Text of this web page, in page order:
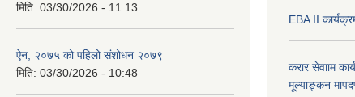
मिति: 03/30/2026 - 11:13
ऐन, २०७५ को पहिलो संशोधन २०७९
मिति: 03/30/2026 - 10:48
EBA II
करार सेवााम
मूल्याङ्कन